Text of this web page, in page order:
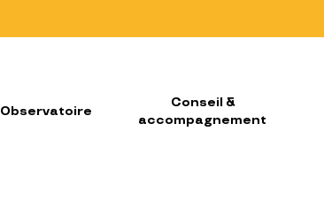
Observatoire
Conseil &
accompagnement